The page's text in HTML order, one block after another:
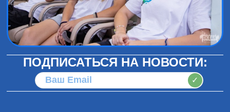
ПОДПИСАТЬСЯ НА НОВОСТИ:
✓